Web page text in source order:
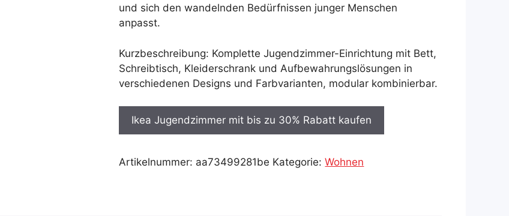
und sich den wandelnden Bedürfnissen junger Menschen
anpasst.
Kurzbeschreibung: Komplette Jugendzimmer-Einrichtung mit Bett,
Schreibtisch, Kleiderschrank und Aufbewahrungslösungen in
verschiedenen Designs und Farbvarianten, modular kombinierbar.
Ikea Jugendzimmer mit bis zu 30% Rabatt kaufen
Artikelnummer: aa73499281be Kategorie:Wohnen